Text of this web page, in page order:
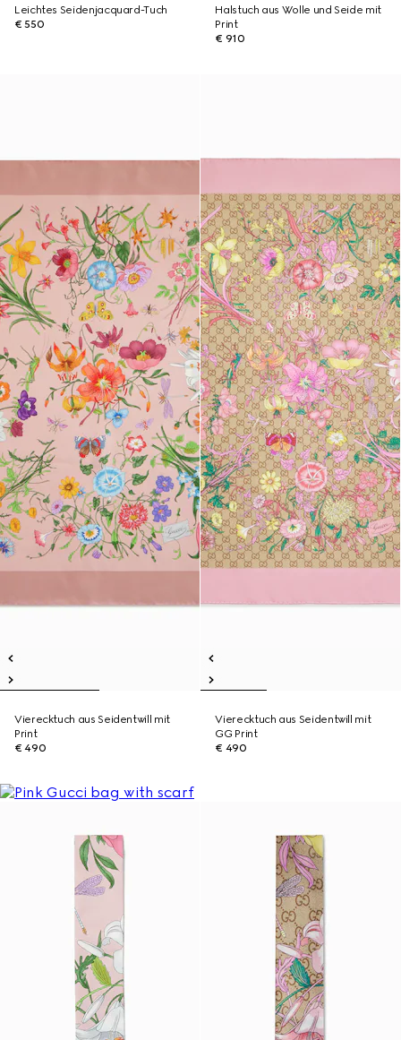
Leichtes Seidenjacquard-Tuch
€ 550
Halstuch aus Wolle und Seide mit
Print
€ 910
Vierecktuch aus Seidentwill mit
Print
€ 490
Vierecktuch aus Seidentwill mit
GG Print
€ 490